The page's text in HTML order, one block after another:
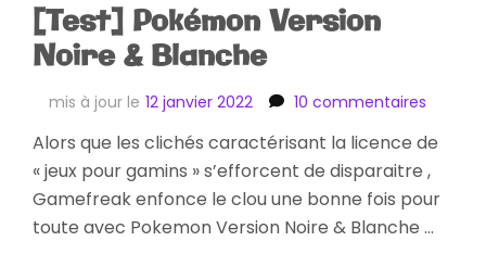
[Test] Pokémon Version
Noire & Blanche
mis à jour le 12 janvier 2022 10 commentaires
Version
Noire
Blanche
Alors que les clichés caractérisant la licence de
« jeux pour gamins » s’efforcent de disparaitre ,
Gamefreak enfonce le clou une bonne fois pour
toute avec Pokemon Version Noire & Blanche …